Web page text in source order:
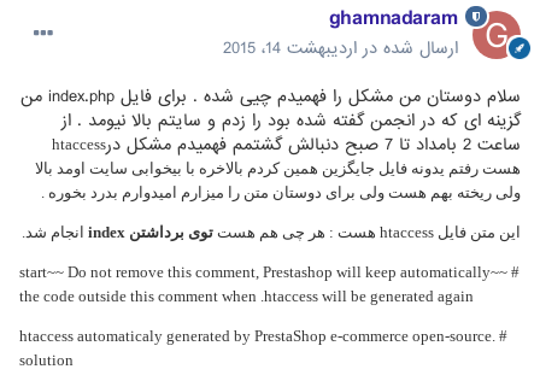
ghamnadaram
ارسال شده در اردیبهشت 14، 2015
سلام دوستان من مشکل را فهمیدم چیی شده . برای فایل index.php من
گزینه ای که در انجمن گفته شده بود را زدم و سایتم بالا نیومد . از
ساعت 2 بامداد تا 7 صبح دنبالش گشتمم فهمیدم مشکل در
htaccess
هست رفتم یدونه فایل جایگزین همین کردم بالاخره با بیخوابی سایت اومد بالا
ولی ریخته بهم هست ولی برای دوستان متن را میزارم امیدوارم بدرد بخوره .
این متن فایلhtaccess هست : هر چی هم هست توی برداشتن index انجام شد.
# ~~start~~ Do not remove this comment, Prestashop will keep automatically
the code outside this comment when .htaccess will be generated again
# .htaccess automaticaly generated by PrestaShop e-commerce open-source
solution